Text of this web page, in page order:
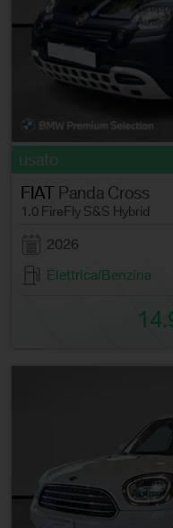
usato
FIAT Panda Cross
1.0 FireFly S&S Hybrid
2026
Elettrica/Benzina